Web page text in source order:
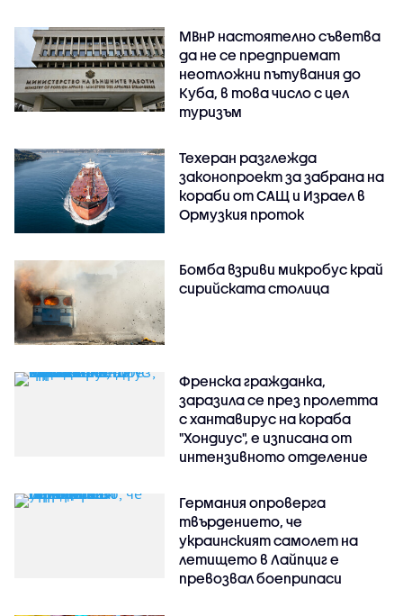
МВнР настоятелно съветва
да не се предприемат
неотложни пътувания до
Куба, в това число с цел
туризъм
Техеран разглежда
законопроект за забрана на
кораби от САЩ и Израел в
Ормузкия проток
Бомба взриви микробус край
сирийската столица
Френска гражданка,
заразила се през пролетта
с хантавирус на кораба
"Хондиус", е изписана от
интензивното отделение
Германия опроверга
твърдението, че
украинският самолет на
летището в Лайпциг е
превозвал боеприпаси